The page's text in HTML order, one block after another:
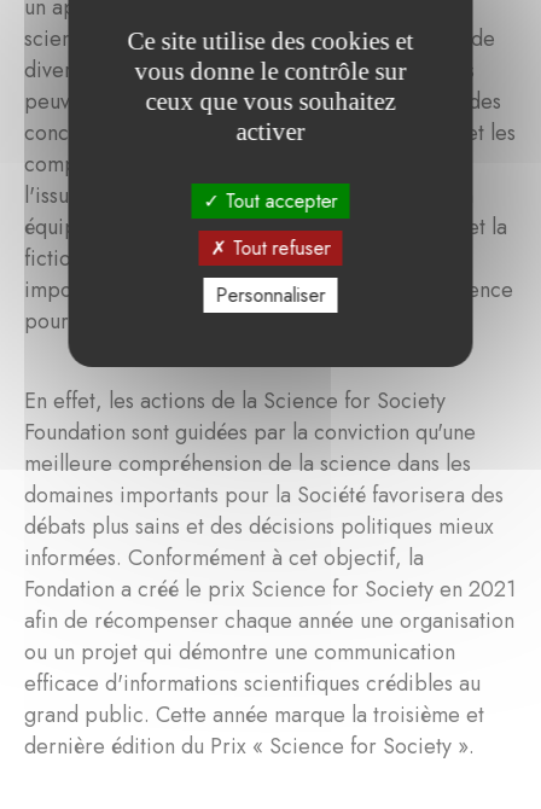
un apprentissage interactif, sous la direction de
scientifiques et d'ingénieurs expérimentés issus de
divers domaines. Dans le programme, les élèves
peuvent également se préparer et participer à des
concours, ce qui encourage le travail d'équipe et les
compétences en matière de communication. À
l'issue du programme, les participants sont bien
équipés pour faire la distinction entre la réalité et la
fiction, un aspect du programme qui revêt une
importance particulière pour la Fondation « Science
pour la société ».
En effet, les actions de la Science for Society
Foundation sont guidées par la conviction qu'une
meilleure compréhension de la science dans les
domaines importants pour la Société favorisera des
débats plus sains et des décisions politiques mieux
informées. Conformément à cet objectif, la
Fondation a créé le prix Science for Society en 2021
afin de récompenser chaque année une organisation
ou un projet qui démontre une communication
efficace d'informations scientifiques crédibles au
grand public. Cette année marque la troisième et
dernière édition du Prix « Science for Society ».
Ce site utilise des cookies et
vous donne le contrôle sur
ceux que vous souhaitez
activer
Tout accepter
Tout refuser
Personnaliser